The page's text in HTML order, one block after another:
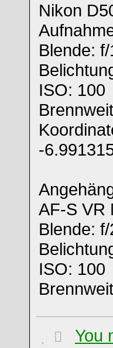
Nikon
Blende:
ISO: 100
-
AF-S VR
Blende:
ISO: 100
You